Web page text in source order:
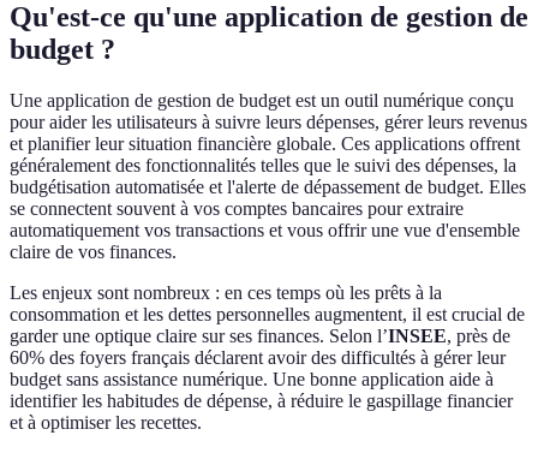
Qu'est-ce qu'une application de gestion de
budget ?
Une application de gestion de budget est un outil numérique conçu
pour aider les utilisateurs à suivre leurs dépenses, gérer leurs revenus
et planifier leur situation financière globale. Ces applications offrent
généralement des fonctionnalités telles que le suivi des dépenses, la
budgétisation automatisée et l'alerte de dépassement de budget. Elles
se connectent souvent à vos comptes bancaires pour extraire
automatiquement vos transactions et vous offrir une vue d'ensemble
claire de vos finances.
Les enjeux sont nombreux : en ces temps où les prêts à la
consommation et les dettes personnelles augmentent, il est crucial de
garder une optique claire sur ses finances. Selon l’INSEE, près de
60% des foyers français déclarent avoir des difficultés à gérer leur
budget sans assistance numérique. Une bonne application aide à
identifier les habitudes de dépense, à réduire le gaspillage financier
et à optimiser les recettes.